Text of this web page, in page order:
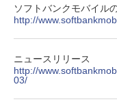
]
【
セ
ソフトバンクモバイル
http://
ニュースリリース
http://
03/